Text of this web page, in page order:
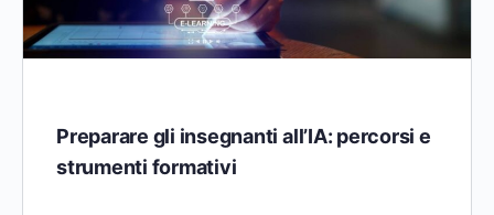
Preparare gli insegnanti all’IA: percorsi e
strumenti formativi